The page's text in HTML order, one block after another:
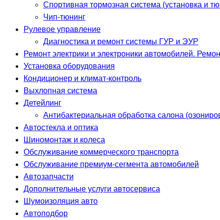
Спортивная тормозная система (установка и
Чип-тюнинг
Рулевое управление
Диагностика и ремонт системы ГУР и ЭУР
Ремонт электрики и электроники автомобилей.
Установка оборудования
Кондиционер и климат-контроль
Выхлопная система
Детейлинг
Антибактериальная обработка салона
Автостекла и оптика
Шиномонтаж и колеса
Обслуживание коммерческого транспорта
Обслуживание премиум-сегмента автомобилей
Автозапчасти
Дополнительные услуги автосервиса
Шумоизоляция авто
Автоподбор